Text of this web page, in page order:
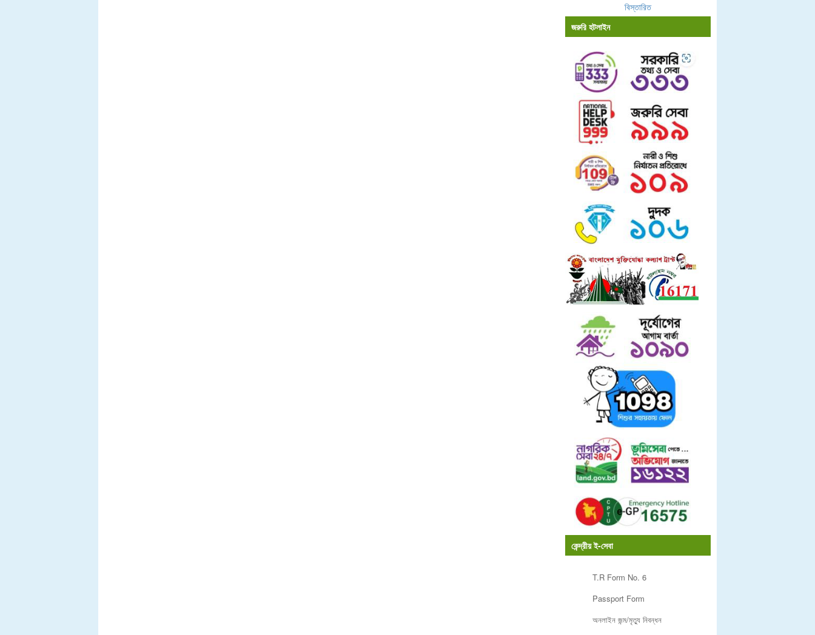
বিস্তারিত
জরুরি হটলাইন
কেন্দ্রীয় ই-সেবা
T.R Form No. 6
Passport Form
অনলাইন জন্ম/মৃত্যু নিবন্ধন